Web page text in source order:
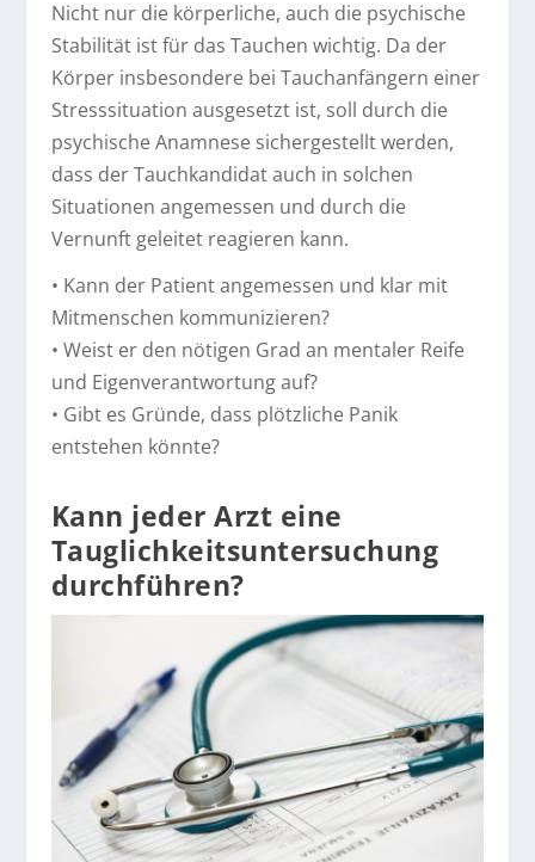
Nicht nur die körperliche, auch die psychische
Stabilität ist für das Tauchen wichtig. Da der
Körper insbesondere bei Tauchanfängern einer
Stresssituation ausgesetzt ist, soll durch die
psychische Anamnese sichergestellt werden,
dass der Tauchkandidat auch in solchen
Situationen angemessen und durch die
Vernunft geleitet reagieren kann.
• Kann der Patient angemessen und klar mit
Mitmenschen kommunizieren?
• Weist er den nötigen Grad an mentaler Reife
und Eigenverantwortung auf?
• Gibt es Gründe, dass plötzliche Panik
entstehen könnte?
Kann jeder Arzt eine
Tauglichkeitsuntersuchung
durchführen?